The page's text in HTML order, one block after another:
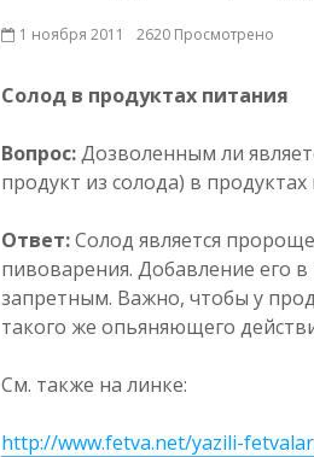
1 ноября 2011 2620 Просмотрено
Солод в продуктах питания
Вопрос:Дозволенным ли
продукт из солода) в продуктах
Ответ:Солод является
пивоварения. Добавление его
запретным. Важно, чтобы у
такого же опьяняющего
См. также на линке:
http://www.fetva.net/yazili-